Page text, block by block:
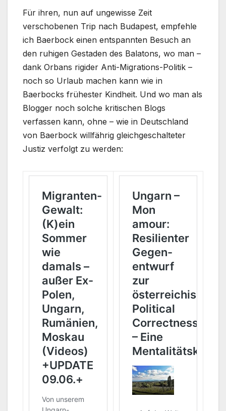
Für ihren, nun auf ungewisse Zeit
verschobenen Trip nach Budapest, empfehle
ich Baerbock einen entspannten Besuch an
den ruhigen Gestaden des Balatons, wo man –
dank Orbans rigider Anti-Migrations-Politik –
noch so Urlaub machen kann wie in
Baerbocks frühester Kindheit. Und wo man als
Blogger noch solche kritischen Blogs
verfassen kann, ohne – wie in Deutschland
von Baerbock willfährig gleichgeschalteter
Justiz verfolgt zu werden: